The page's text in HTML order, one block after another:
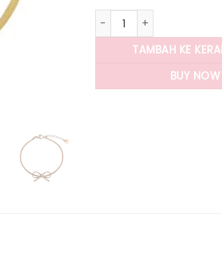
Kuantitas Panlandwoo -
TAMBAH KE
BUY NOW